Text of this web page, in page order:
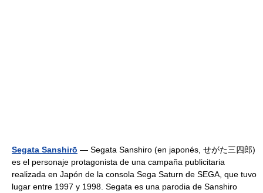
Segata Sanshirō — Segata Sanshiro (en japonés, せがた三四郎)
es el personaje protagonista de una campaña publicitaria
realizada en Japón de la consola Sega Saturn de SEGA, que tuvo
lugar entre 1997 y 1998. Segata es una parodia de Sanshiro